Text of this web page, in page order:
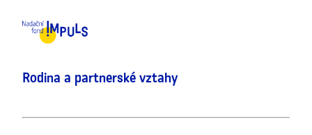
Rodina a partnerské vztahy